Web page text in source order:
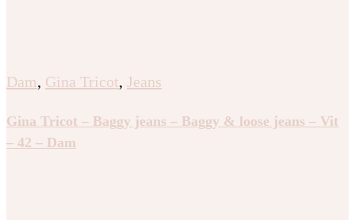
Dam, Gina Tricot, Jeans
Gina Tricot – Baggy jeans – Baggy & loose jeans – Vit
– 42 – Dam